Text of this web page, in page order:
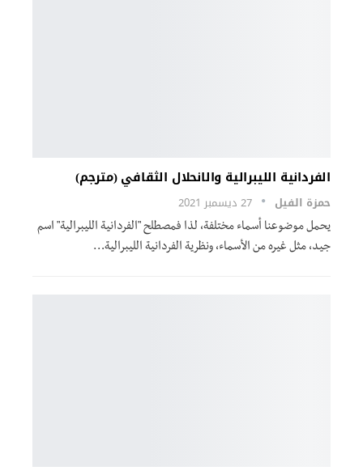
الفردانية الليبرالية والانحلال الثقافي (مترجم)
حمزة الفيل 27 ديسمبر 2021
يحمل موضوعنا أسماء مختلفة، لذا فمصطلح "الفردانية الليبرالية" اسم
جيد، مثل غيره من الأسماء، ونظرية الفردانية الليبرالية…